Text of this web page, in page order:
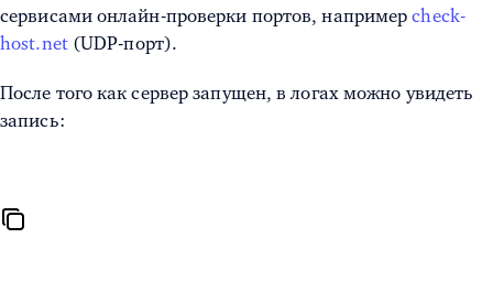
сервисами онлайн-проверки портов, например check-
host.net(UDP-порт).
После того как сервер запущен, в логах можно увидеть
запись: